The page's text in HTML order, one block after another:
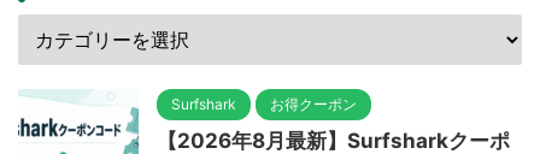
Surfshark お得クーポン
【2026年8月最新】Surfsharkクーポ